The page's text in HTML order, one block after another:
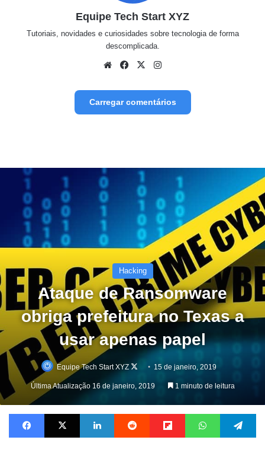
Equipe Tech Start XYZ
Tutoriais, novidades e curiosidades sobre tecnologia de forma
descomplicada.
WebsiteFacebook
X
Carregar comentários